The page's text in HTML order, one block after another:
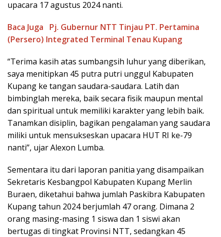
upacara 17 agustus 2024 nanti.
Baca Juga
Pj. Gubernur NTT Tinjau PT. Pertamina
(Persero) Integrated Terminal Tenau Kupang
“Terima kasih atas sumbangsih luhur yang diberikan,
saya menitipkan 45 putra putri unggul Kabupaten
Kupang ke tangan saudara-saudara. Latih dan
bimbinglah mereka, baik secara fisik maupun mental
dan spiritual untuk memiliki karakter yang lebih baik.
Tanamkan disiplin, bagikan pengalaman yang saudara
miliki untuk mensukseskan upacara HUT RI ke-79
nanti”, ujar Alexon Lumba.
Sementara itu dari laporan panitia yang disampaikan
Sekretaris Kesbangpol Kabupaten Kupang Merlin
Buraen, diketahui bahwa jumlah Paskibra Kabupaten
Kupang tahun 2024 berjumlah 47 orang. Dimana 2
orang masing-masing 1 siswa dan 1 siswi akan
bertugas di tingkat Provinsi NTT, sedangkan 45